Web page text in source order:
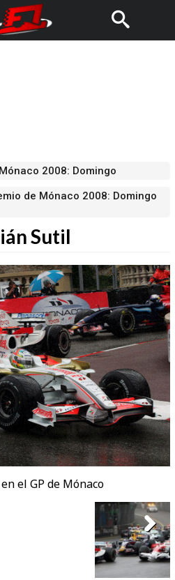
2008: Domingo
de Mónaco 2008: Domingo
Sutil
el GP de Mónaco